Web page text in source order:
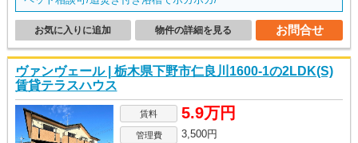
お問合せ
物件の詳細を見る
お気に入りに追加
ヴァンヴェール | 栃木県下野市仁良川1600-1の2LDK(S)
賃貸テラスハウス
賃料 5.9万円
管理費 3,500円